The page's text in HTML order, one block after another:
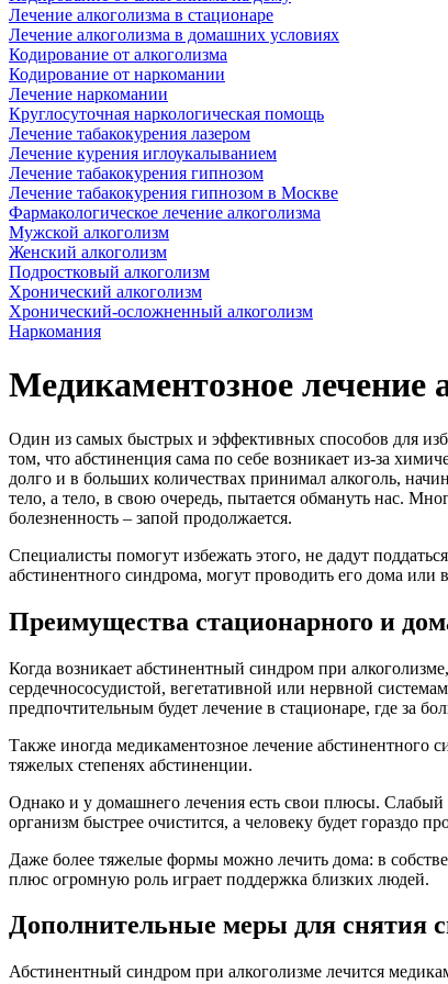
Лечение алкоголизма в стационаре
Лечение алкоголизма в домашних условиях
Кодирование от алкоголизма
Кодирование от наркомании
Лечение наркомании
Круглосуточная наркологическая помощь
Лечение табакокурения лазером
Лечение курения иглоукалыванием
Лечение табакокурения гипнозом
Лечение табакокурения гипнозом в Москве
Фармакологическое лечение алкоголизма
Мужской алкоголизм
Женский алкоголизм
Подростковый алкоголизм
Хронический алкоголизм
Хронический-осложненный алкоголизм
Наркомания
Медикаментозное лечение
Один из самых быстрых и эффективных способов для
том, что абстиненция сама по себе возникает из-за
долго и в больших количествах принимал алкоголь,
тело, а тело, в свою очередь, пытается обмануть нас.
болезненность – запой продолжается.
Специалисты помогут избежать этого, не дадут
абстинентного синдрома, могут проводить его дома или
Преимущества стационарного и
Когда возникает абстинентный синдром при
сердечнососудистой, вегетативной или нервной
предпочтительным будет лечение в стационаре, где за
Также иногда медикаментозное лечение абстинентного
тяжелых степенях абстиненции.
Однако и у домашнего лечения есть свои плюсы. Слабый
организм быстрее очистится, а человеку будет гораздо
Даже более тяжелые формы можно лечить дома: в
плюс огромную роль играет поддержка близких людей.
Дополнительные меры для снятия
Абстинентный синдром при алкоголизме лечится